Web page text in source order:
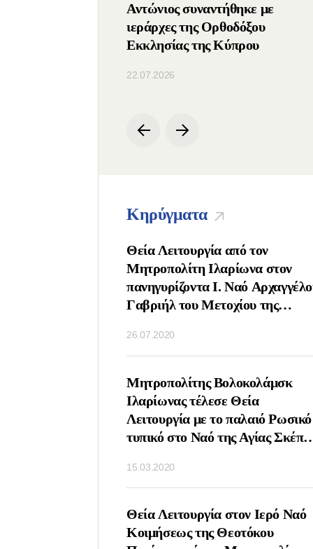
Αντώνιος συναντήθηκε με
ιεράρχες της Ορθοδόξου
Εκκλησίας της Κύπρου
22.07.2026
Κηρύγματα
Θεία Λειτουργία από τον
Μητροπολίτη Ιλαρίωνα στον
πανηγυρίζοντα Ι. Ναό
Γαβριήλ του Μετοχίου της
Μόσχα
26.07.2020
Μητροπολίτης Βολοκολάμσκ
Ιλαρίωνας τέλεσε Θεία
Λειτουργία με το παλαιό Ρωσικό
τυπικό στο Ναό της Αγίας
15.03.2020
Θεία Λειτουργία στον Ιερό Ναό
Κοιμήσεως της Θεοτόκου